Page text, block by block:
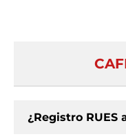
¿Registro RUES